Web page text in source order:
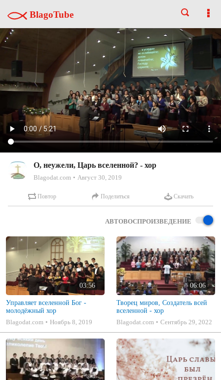
BlagoTube
О, неужели, Царь вселенной? - хор
Blagodat.com Август 30, 2019
Повтор Поделиться Скачать
АВТОВОСПРОИЗВЕДЕНИЕ
03:56
Управляет вселенной Бог -
молодёжный хор
Blagodat.com
Ноябрь 8, 2019
06:06
Творец миров, Создатель всей
вселенной - хор
Blagodat.com
Сентябрь 29, 2022